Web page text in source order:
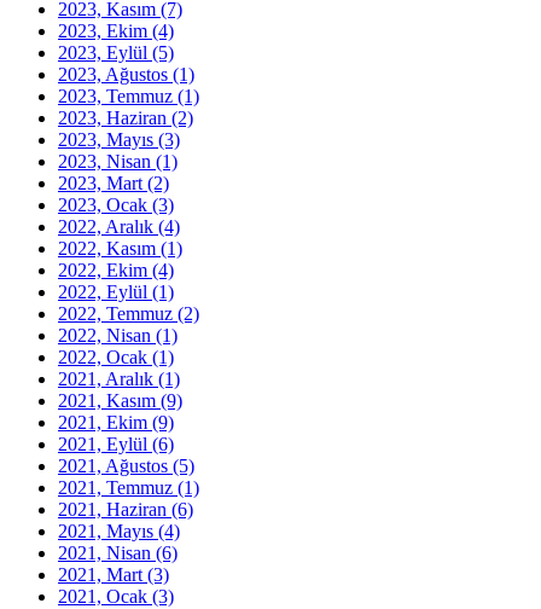
2023, Kasım (7)
2023, Ekim (4)
2023, Eylül (5)
2023, Ağustos (1)
2023, Temmuz (1)
2023, Haziran (2)
2023, Mayıs (3)
2023, Nisan (1)
2023, Mart (2)
2023, Ocak (3)
2022, Aralık (4)
2022, Kasım (1)
2022, Ekim (4)
2022, Eylül (1)
2022, Temmuz (2)
2022, Nisan (1)
2022, Ocak (1)
2021, Aralık (1)
2021, Kasım (9)
2021, Ekim (9)
2021, Eylül (6)
2021, Ağustos (5)
2021, Temmuz (1)
2021, Haziran (6)
2021, Mayıs (4)
2021, Nisan (6)
2021, Mart (3)
2021, Ocak (3)